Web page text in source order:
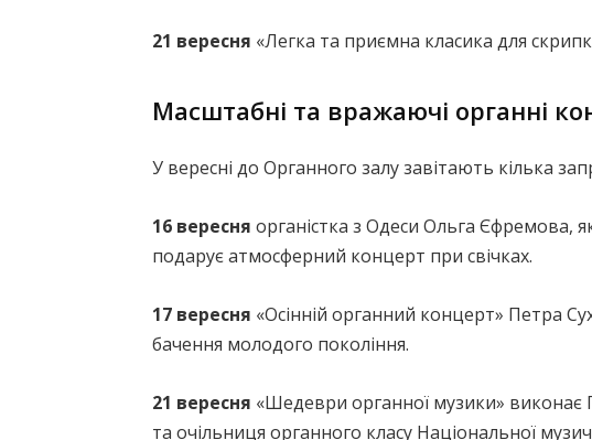
21 вересня «Легка та приємна класика для
Масштабні та вражаючі органні
У вересні до Органного залу завітають кілька
16 вересня органістка з Одеси Ольга Єфремова,
подарує атмосферний концерт при свічках.
17 вересня «Осінній органний концерт» Петра
бачення молодого покоління.
21 вересня «Шедеври органної музики» виконає
та очільниця органного класу Національної